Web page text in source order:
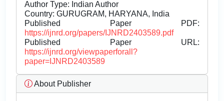
Author Type: Indian Author
Country: GURUGRAM, HARYANA, India
Published Paper PDF:
https://ijnrd.org/papers/IJNRD2403589.pdf
Published Paper URL:
https://ijnrd.org/viewpaperforall?
paper=IJNRD2403589
About Publisher